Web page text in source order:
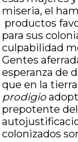
miseria, el
productos
para sus
culpabilidad
Gentes
esperanza de
que en la
prodigio
prepotente
colonizados